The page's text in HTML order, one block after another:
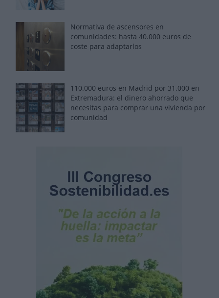
Normativa de ascensores en
comunidades: hasta 40.000 euros de
coste para adaptarlos
110.000 euros en Madrid por 31.000 en
Extremadura: el dinero ahorrado que
necesitas para comprar una vivienda por
comunidad